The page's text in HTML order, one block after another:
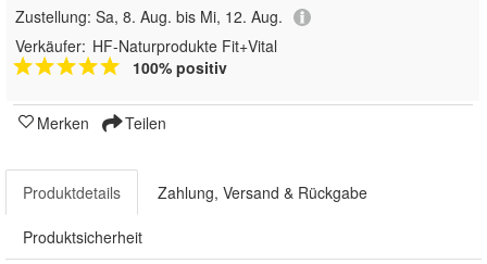
Zustellung: Sa, 8. Aug. bis Mi, 12. Aug.
Verkäufer: HF-Naturprodukte Fit+Vital
100% positiv
Merken Teilen
Produktdetails Zahlung, Versand & Rückgabe
Produktsicherheit